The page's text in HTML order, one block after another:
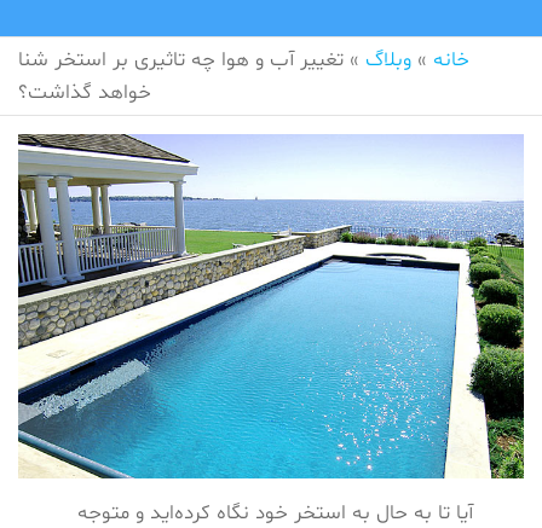
خانه » وبلاگ » تغییر آب و هوا چه تاثیری بر استخر شنا
خواهد گذاشت؟
آیا تا به حال به استخر خود نگاه کرده‌اید و متوجه